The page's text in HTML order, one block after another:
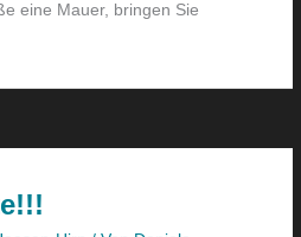
eine Mauer, bringen Sie